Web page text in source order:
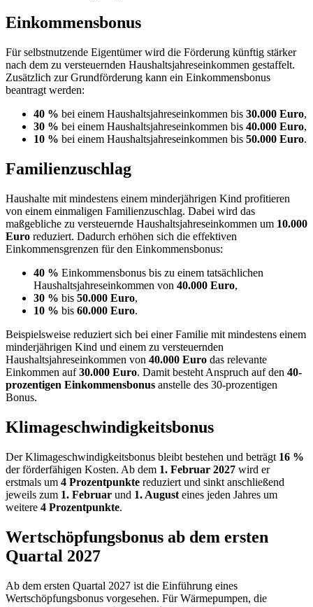
Einkommensbonus
Für selbstnutzende Eigentümer wird die Förderung künftig stärker
nach dem zu versteuernden Haushaltsjahreseinkommen gestaffelt.
Zusätzlich zur Grundförderung kann ein Einkommensbonus
beantragt werden:
40 % bei einem Haushaltsjahreseinkommen bis 30.000 Euro,
30 % bei einem Haushaltsjahreseinkommen bis 40.000 Euro,
10 % bei einem Haushaltsjahreseinkommen bis 50.000 Euro.
Familienzuschlag
Haushalte mit mindestens einem minderjährigen Kind profitieren
von einem einmaligen Familienzuschlag. Dabei wird das
maßgebliche zu versteuernde Haushaltsjahreseinkommen um 10.000
Euro reduziert. Dadurch erhöhen sich die effektiven
Einkommensgrenzen für den Einkommensbonus:
40 % Einkommensbonus bis zu einem tatsächlichen
Haushaltsjahreseinkommen von 40.000 Euro,
30 % bis 50.000 Euro,
10 % bis 60.000 Euro.
Beispielsweise reduziert sich bei einer Familie mit mindestens einem
minderjährigen Kind und einem zu versteuernden
Haushaltsjahreseinkommen von 40.000 Euro das relevante
Einkommen auf30.000 Euro. Damit besteht Anspruch auf den 40-
prozentigen Einkommensbonus anstelle des 30-prozentigen
Bonus.
Klimageschwindigkeitsbonus
Der Klimageschwindigkeitsbonus bleibt bestehen und beträgt 16 %
der förderfähigen Kosten. Ab dem 1. Februar 2027 wird er
erstmals um 4 Prozentpunkte reduziert und sinkt anschließend
jeweils zum 1. Februar und 1. August eines jeden Jahres um
weitere 4 Prozentpunkte.
Wertschöpfungsbonus ab dem ersten
Quartal 2027
Ab dem ersten Quartal 2027 ist die Einführung eines
Wertschöpfungsbonus vorgesehen. Für Wärmepumpen, die